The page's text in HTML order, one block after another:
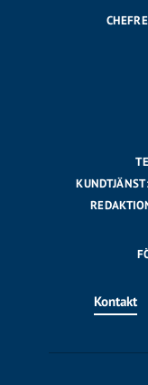
Kontakt